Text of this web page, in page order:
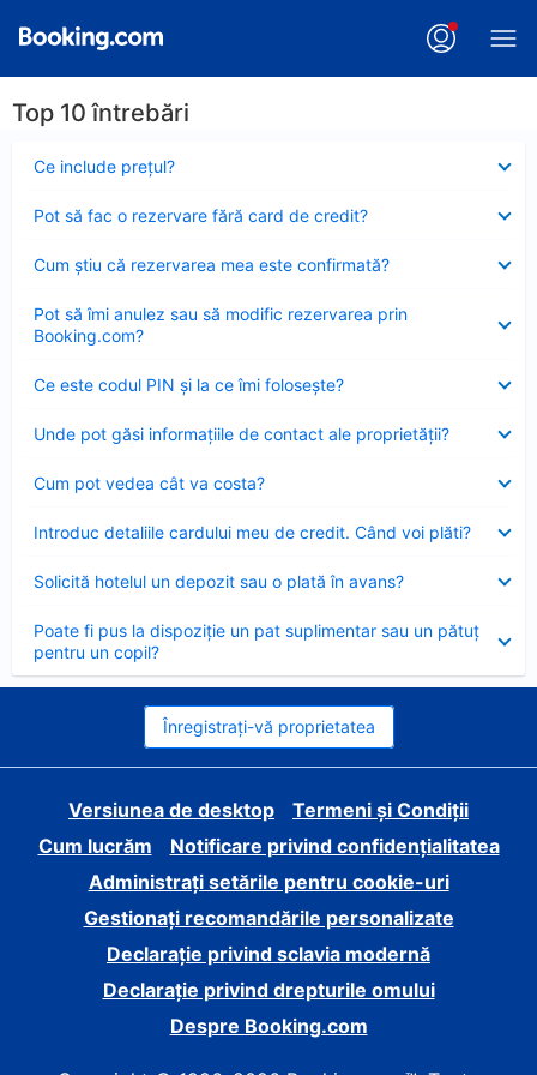
Top 10 întrebări
Ce include preţul?
închis
Pot să fac o rezervare fără card de credit?
închis
Cum ştiu că rezervarea mea este confirmată?
închis
Pot să îmi anulez sau să modific rezervarea prin
Booking.com?
închis
Ce este codul PIN şi la ce îmi foloseşte?
închis
Unde pot găsi informațiile de contact ale proprietății?
închis
Cum pot vedea cât va costa?
închis
Introduc detaliile cardului meu de credit. Când voi plăti?
închis
Solicită hotelul un depozit sau o plată în avans?
închis
Poate fi pus la dispoziție un pat suplimentar sau un pătuț
pentru un copil?
închis
Înregistrați-vă proprietatea
Versiunea de desktop
Termeni și Condiții
Cum lucrăm
Notificare privind confidențialitatea
Administrați setările pentru cookie-uri
Gestionați recomandările personalizate
Declarație privind sclavia modernă
Declarație privind drepturile omului
Despre Booking.com